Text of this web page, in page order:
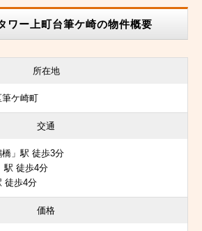
ワー上町台筆ケ崎の物件概要
所在地
ケ崎町
交通
」駅 徒歩3分
駅 徒歩4分
徒歩4分
価格